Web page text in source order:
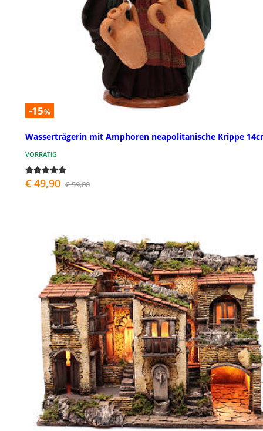
-15%
Wasserträgerin mit Amphoren neapolitanische Krippe
VORRÄTIG
€ 49,90 € 59,00